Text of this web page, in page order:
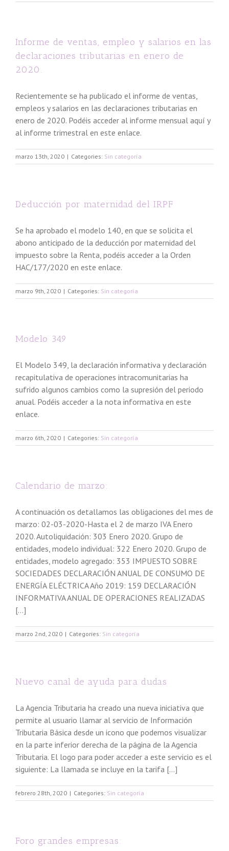
Informe de ventas, empleo y salarios en las
declaraciones tributarias en enero de
2020.
Recientemente se ha publicado el informe de ventas,
empleos y salarios en las declaraciones tributarias en
enero de 2020. Podéis acceder al informe mensual aquí y
al informe trimestral en este enlace.
marzo 13th, 2020 | Categories: Sin categoría
Deducción por maternidad del IRPF
Se ha aprobado el modelo 140, en que se solicita el
abono anticipado de la deducción por maternidad del
impuesto sobre la Renta, podéis acceder a la Orden
HAC/177/2020 en este enlace.
marzo 9th, 2020 | Categories: Sin categoría
Modelo 349
El Modelo 349, la declaración informativa y declaración
recapitulativa de operaciones intracomunitarias ha
sufrido algunos cambios como la supresión del periodo
anual. Podéis acceder a la nota informativa en este
enlace.
marzo 6th, 2020 | Categories: Sin categoría
Calendario de marzo:
A continuación os detallamos las obligaciones del mes de
marzo: 02-03-2020-Hasta el 2 de marzo IVA Enero
2020. Autoliquidación: 303 Enero 2020. Grupo de
entidades, modelo individual: 322 Enero 2020. Grupo de
entidades, modelo agregado: 353 IMPUESTO SOBRE
SOCIEDADES DECLARACIÓN ANUAL DE CONSUMO DE
ENERGÍA ELÉCTRICA Año 2019: 159 DECLARACIÓN
INFORMATIVA ANUAL DE OPERACIONES REALIZADAS
[...]
marzo 2nd, 2020 | Categories: Sin categoría
Nuevo canal de ayuda para dudas
La Agencia Tributaria ha creado una nueva iniciativa que
permite al usuario llamar al servicio de Información
Tributaria Básica desde un icono que podemos visualizar
en la parte inferior derecha de la página de la Agencia
Tributaria. El logo para poder acceder a este servicio es el
siguiente: La llamada se incluye en la tarifa [...]
febrero 28th, 2020 | Categories: Sin categoría
Foro grandes empresas: